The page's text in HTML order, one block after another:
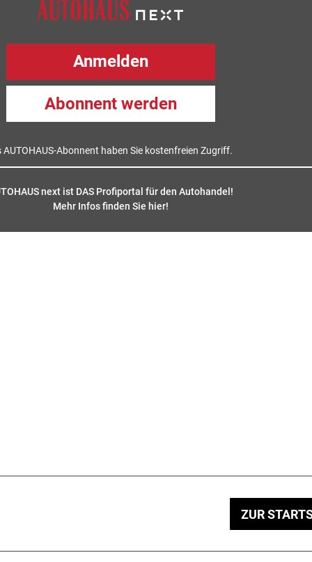
Anmelden
Abonnent werden
AUTOHAUS-Abonnent haben Sie kostenfreien Zugriff.
next ist DAS Profiportal für den Autohandel!
Mehr Infos finden Sie hier!
ZUR